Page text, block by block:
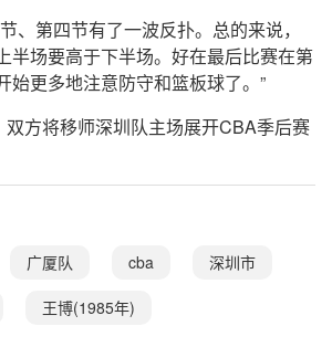
、第四节有了一波反扑。总的来说，
半场要高于下半场。好在最后比赛在第
始更多地注意防守和篮板球了。”
方将移师深圳队主场展开CBA季后赛
广厦队 cba 深圳市
王博(1985年)